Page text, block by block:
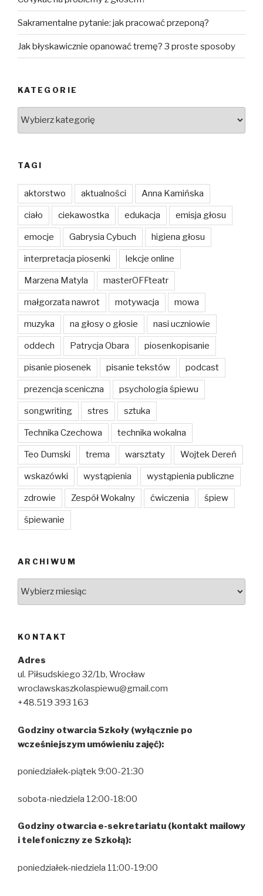
Sakramentalne pytanie: jak pracować przeponą?
Jak błyskawicznie opanować tremę? 3 proste sposoby
KATEGORIE
TAGI
aktorstwo aktualności Anna Kamińska
ciało ciekawostka edukacja emisja głosu
emocje Gabrysia Cybuch higiena głosu
interpretacja piosenki lekcje online
Marzena Matyla masterOFFteatr
małgorzata nawrot motywacja mowa
muzyka na głosy o głosie nasi uczniowie
oddech Patrycja Obara piosenkopisanie
pisanie piosenek pisanie tekstów podcast
prezencja sceniczna psychologia śpiewu
songwriting stres sztuka
Technika Czechowa technika wokalna
Teo Dumski trema warsztaty Wojtek Dereń
wskazówki wystąpienia wystąpienia publiczne
zdrowie Zespół Wokalny ćwiczenia śpiew
śpiewanie
ARCHIWUM
KONTAKT
Adres
ul. Piłsudskiego 32/1b, Wrocław
wroclawskaszkolaspiewu@gmail.com
+48.519 393 163
Godziny otwarcia Szkoły (wyłącznie po
wcześniejszym umówieniu zajęć):
poniedziałek-piątek 9:00-21:30
sobota-niedziela 12:00-18:00
Godziny otwarcia e-sekretariatu (kontakt mailowy
i telefoniczny ze Szkołą):
poniedziałek-niedziela 11:00-19:00